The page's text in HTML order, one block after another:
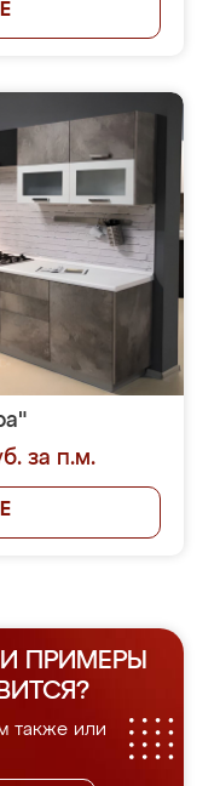
за п.м.
ПРИМЕРЫ
также или